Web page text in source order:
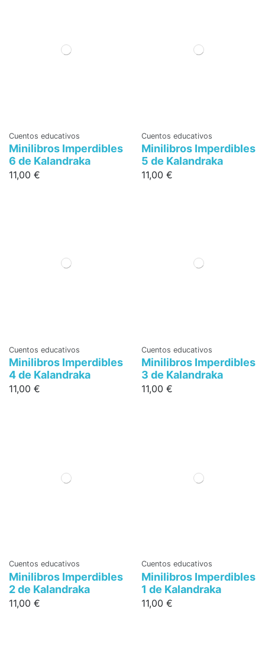
Cuentos educativos
Minilibros Imperdibles
6 de Kalandraka
11,00 €
Cuentos educativos
Minilibros Imperdibles
5 de Kalandraka
11,00 €
Cuentos educativos
Minilibros Imperdibles
4 de Kalandraka
11,00 €
Cuentos educativos
Minilibros Imperdibles
3 de Kalandraka
11,00 €
Cuentos educativos
Minilibros Imperdibles
2 de Kalandraka
11,00 €
Cuentos educativos
Minilibros Imperdibles
1 de Kalandraka
11,00 €